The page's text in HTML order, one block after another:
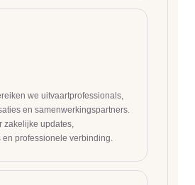
we uitvaartprofessionals,
en samenwerkingspartners.
zakelijke updates,
en professionele verbinding.